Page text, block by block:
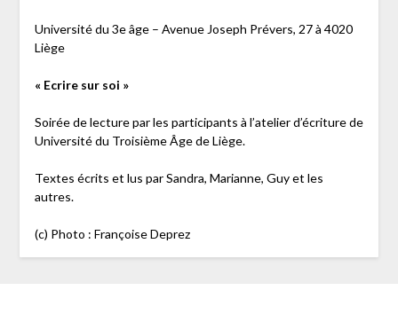
Université du 3e âge – Avenue Joseph Prévers, 27 à 4020
Liège
« Ecrire sur soi »
Soirée de lecture par les participants à l’atelier d’écriture de
Université du Troisième Âge de Liège.
Textes écrits et lus par Sandra, Marianne, Guy et les
autres.
(c) Photo : Françoise Deprez